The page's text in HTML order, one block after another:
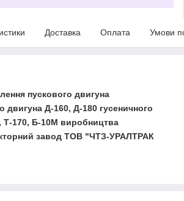
Доставка Оплата Умови
пускового двигуна
двигуна Д-160, Д-180 гусеничного
Т-170, Б-10М виробництва
завод ТОВ "ЧТЗ-УРАЛТРАК